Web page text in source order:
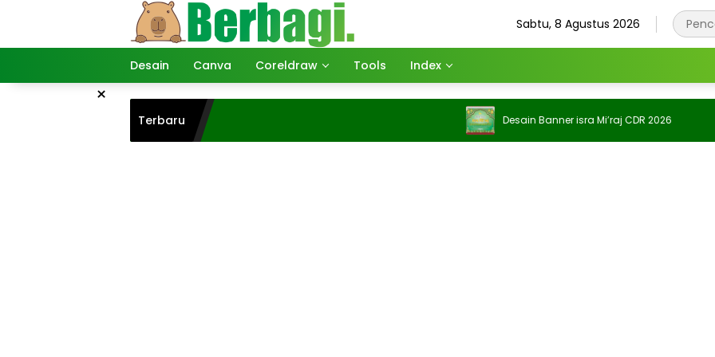
Sabtu, 8 Agustus 2026
Desain Canva Coreldraw Tools Index
×
Terbaru Desain Banner isra Mi’raj CDR 2026